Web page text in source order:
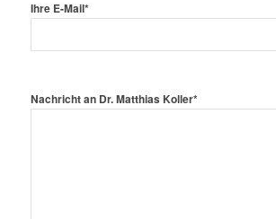
Ihre E-Mail*
Nachricht an Dr. Matthias Koller*